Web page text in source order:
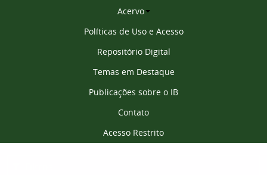
Acervo
Políticas de Uso e Acesso
Repositório Digital
Temas em Destaque
Publicações sobre o IB
Contato
Acesso Restrito